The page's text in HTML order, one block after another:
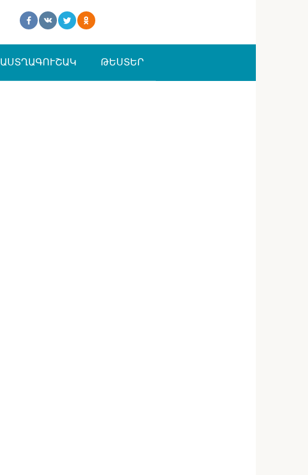
ԱՍՏՂԱԳՈՒՇԱԿ ԹԵՍՏԵՐ